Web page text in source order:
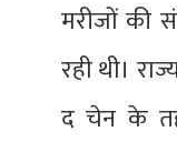
मरीजों की
रही थी।
द चेन के